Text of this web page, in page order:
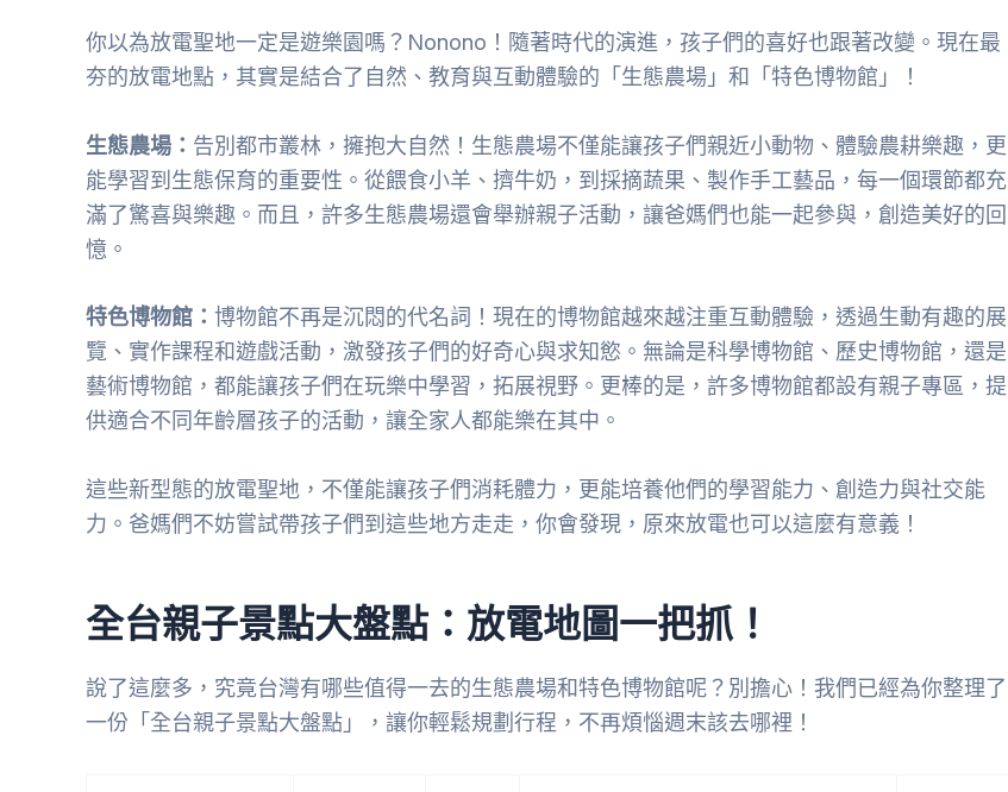
你以為放電聖地一定是遊樂園嗎？Nonono！隨著時代的演進，孩子們的喜好也跟著改變。現在最
夯的放電地點，其實是結合了自然、教育與互動體驗的「生態農場」和「特色博物館」！
生態農場： 告別都市叢林，擁抱大自然！生態農場不僅能讓孩子們親近小動物、體驗農耕樂趣，更
能學習到生態保育的重要性。從餵食小羊、擠牛奶，到採摘蔬果、製作手工藝品，每一個環節都充
滿了驚喜與樂趣。而且，許多生態農場還會舉辦親子活動，讓爸媽們也能一起參與，創造美好的回
憶。
特色博物館： 博物館不再是沉悶的代名詞！現在的博物館越來越注重互動體驗，透過生動有趣的展
覽、實作課程和遊戲活動，激發孩子們的好奇心與求知慾。無論是科學博物館、歷史博物館，還是
藝術博物館，都能讓孩子們在玩樂中學習，拓展視野。更棒的是，許多博物館都設有親子專區，提
供適合不同年齡層孩子的活動，讓全家人都能樂在其中。
這些新型態的放電聖地，不僅能讓孩子們消耗體力，更能培養他們的學習能力、創造力與社交能
力。爸媽們不妨嘗試帶孩子們到這些地方走走，你會發現，原來放電也可以這麼有意義！
全台親子景點大盤點：放電地圖一把抓！
說了這麼多，究竟台灣有哪些值得一去的生態農場和特色博物館呢？別擔心！我們已經為你整理了
一份「全台親子景點大盤點」，讓你輕鬆規劃行程，不再煩惱週末該去哪裡！